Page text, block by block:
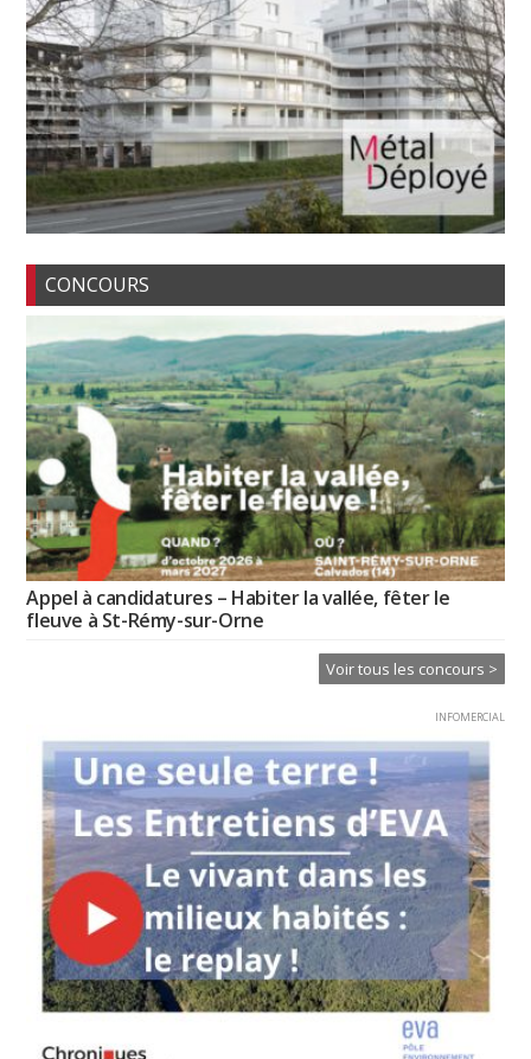
CONCOURS
Appel à candidatures – Habiter la vallée, fêter le
fleuve à St-Rémy-sur-Orne
Voir tous les concours >
INFOMERCIAL